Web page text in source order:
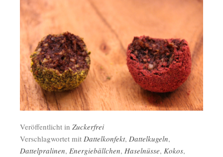
Veröffentlicht in Zuckerfrei
Verschlagwortet mit Dattelkonfekt, Dattelkugeln,
Dattelpralinen, Energiebällchen, Haselnüsse, Kokos,